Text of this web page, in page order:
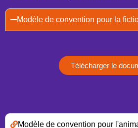
Modèle de convention pour la
Télécharger le
Modèle de convention pour